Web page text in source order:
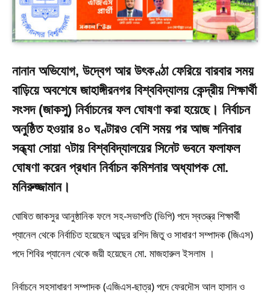
নানান অভিযোগ, উদ্বেগ আর উৎকণ্ঠা ফেরিয়ে বারবার সময়
বাড়িয়ে অবশেষে জাহাঙ্গীরনগর বিশ্ববিদ্যালয় কেন্দ্রীয় শিক্ষার্থী
সংসদ (জাকসু) নির্বাচনের ফল ঘোষণা করা হয়েছে। নির্বাচন
অনুষ্ঠিত হওয়ার ৪০ ঘণ্টারও বেশি সময় পর আজ শনিবার
সন্ধ্যা সোয়া ৭টায় বিশ্ববিদ্যালয়ের সিনেট ভবনে ফলাফল
ঘোষণা করেন প্রধান নির্বাচন কমিশনার অধ্যাপক মো.
মনিরুজ্জামান।
ঘোষিত জাকসুর আনুষ্ঠানিক ফলে সহ-সভাপতি (ভিপি) পদে স্বতন্ত্র শিক্ষার্থী
প্যানেল থেকে নির্বাচিত হয়েছেন আব্দুর রশিদ জিতু ও সাধারণ সম্পাদক (জিএস)
পদে শিবির প্যানেল থেকে জয়ী হয়েছেন মো. মাজহারুল ইসলাম ।
নির্বাচনে সহসাধারণ সম্পাদক (এজিএস-ছাত্র) পদে ফেরদৌস আল হাসান ও